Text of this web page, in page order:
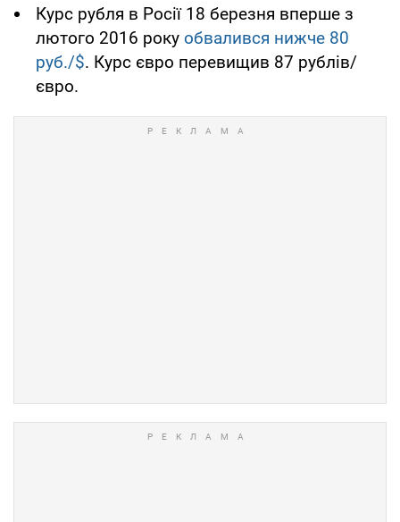
Курс рубля в Росії 18 березня вперше з
лютого 2016 року обвалився нижче 80
руб./$. Курс євро перевищив 87 рублів/
євро.